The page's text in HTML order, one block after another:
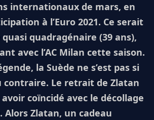
internationaux de mars, en
à l’Euro 2021. Ce serait
quadragénaire (39 ans),
avec l’AC Milan cette saison.
la Suède ne s’est pas si
contraire. Le retrait de Zlatan
coïncidé avec le décollage
Alors Zlatan, un cadeau